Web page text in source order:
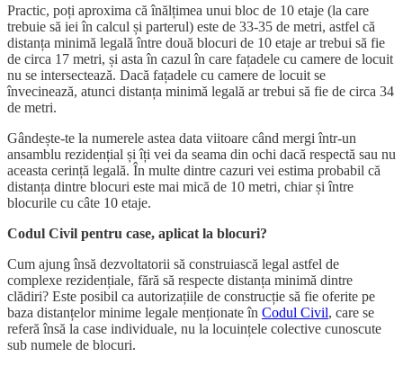
Practic, poți aproxima că înălțimea unui bloc de 10 etaje (la care
trebuie să iei în calcul și parterul) este de 33-35 de metri, astfel că
distanța minimă legală între două blocuri de 10 etaje ar trebui să fie
de circa 17 metri, și asta în cazul în care fațadele cu camere de locuit
nu se intersectează. Dacă fațadele cu camere de locuit se
învecinează, atunci distanța minimă legală ar trebui să fie de circa 34
de metri.
Gândește-te la numerele astea data viitoare când mergi într-un
ansamblu rezidențial și îți vei da seama din ochi dacă respectă sau nu
aceasta cerință legală. În multe dintre cazuri vei estima probabil că
distanța dintre blocuri este mai mică de 10 metri, chiar și între
blocurile cu câte 10 etaje.
Codul Civil pentru case, aplicat la blocuri?
Cum ajung însă dezvoltatorii să construiască legal astfel de
complexe rezidențiale, fără să respecte distanța minimă dintre
clădiri? Este posibil ca autorizațiile de construcție să fie oferite pe
baza distanțelor minime legale menționate în Codul Civil, care se
referă însă la case individuale, nu la locuințele colective cunoscute
sub numele de blocuri.